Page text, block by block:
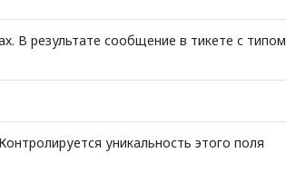
В результате сообщение в тикете с типом
уникальность этого поля